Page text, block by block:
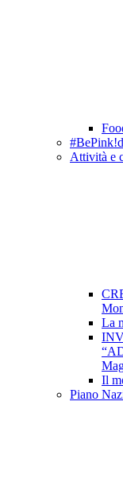
Attività e
La
Il
Piano